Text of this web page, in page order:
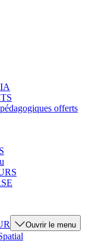
offerts
Ouvrir le menu